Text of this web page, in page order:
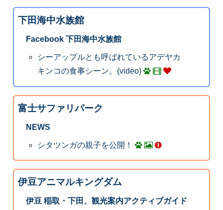
下田海中水族館
Facebook 下田海中水族館
シーアップルとも呼ばれているアデヤカ
キンコの食事シーン。(video)
富士サファリパーク
NEWS
シタツンガの親子を公開！
伊豆アニマルキングダム
伊豆 稲取・下田、観光案内アクティブガイド